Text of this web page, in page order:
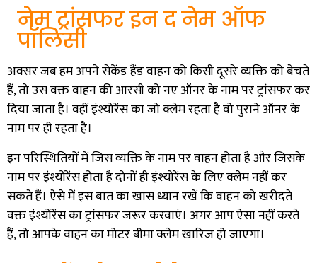
नेम ट्रांसफर इन द नेम ऑफ
पॉलिसी
अक्सर जब हम अपने सेकेंड हैंड वाहन को किसी दूसरे व्यक्ति को बेचते
हैं, तो उस वक्त वाहन की आरसी को नए ऑनर के नाम पर ट्रांसफर कर
दिया जाता है। वहीं इंश्योरेंस का जो क्लेम रहता है वो पुराने ऑनर के
नाम पर ही रहता है।
इन परिस्थितियों में जिस व्यक्ति के नाम पर वाहन होता है और जिसके
नाम पर इंश्योरेंस होता है दोनों ही इंश्योरेंस के लिए क्लेम नहीं कर
सकते हैं। ऐसे में इस बात का खास ध्यान रखें कि वाहन को खरीदते
वक्त इंश्योरेंस का ट्रांसफर जरूर करवाएं। अगर आप ऐसा नहीं करते
हैं, तो आपके वाहन का मोटर बीमा क्लेम खारिज हो जाएगा।